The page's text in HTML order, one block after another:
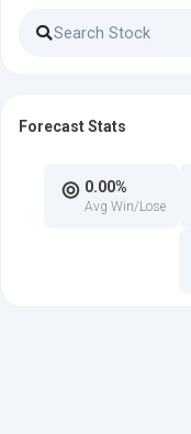
Forecast Stats
0.00%
Avg Win/Lose